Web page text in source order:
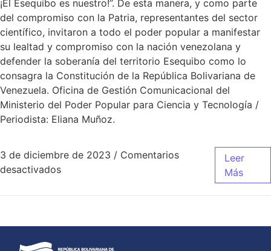
¡El Esequibo es nuestro!”. De esta manera, y como parte
del compromiso con la Patria, representantes del sector
científico, invitaron a todo el poder popular a manifestar
su lealtad y compromiso con la nación venezolana y
defender la soberanía del territorio Esequibo como lo
consagra la Constitución de la República Bolivariana de
Venezuela. Oficina de Gestión Comunicacional del
Ministerio del Poder Popular para Ciencia y Tecnología /
Periodista: Eliana Muñoz.
3 de diciembre de 2023 / Comentarios
desactivados
Leer
Más